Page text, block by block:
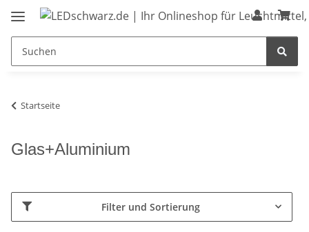
Startseite
Glas+Aluminium
Filter und Sortierung